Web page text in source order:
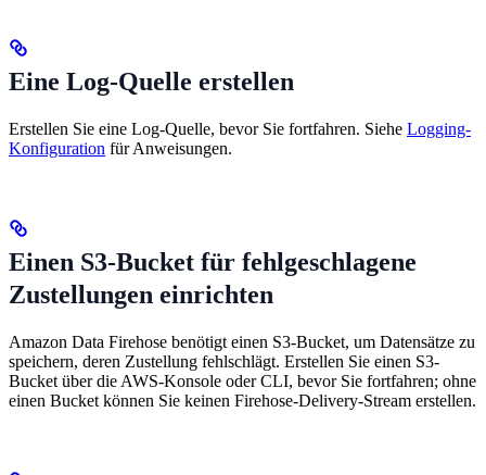
Eine Log-Quelle erstellen
Erstellen Sie eine Log-Quelle, bevor Sie fortfahren. Siehe Logging-
Konfiguration für Anweisungen.
Einen S3-Bucket für fehlgeschlagene
Zustellungen einrichten
Amazon Data Firehose benötigt einen S3-Bucket, um Datensätze zu
speichern, deren Zustellung fehlschlägt. Erstellen Sie einen S3-
Bucket über die AWS-Konsole oder CLI, bevor Sie fortfahren; ohne
einen Bucket können Sie keinen Firehose-Delivery-Stream erstellen.